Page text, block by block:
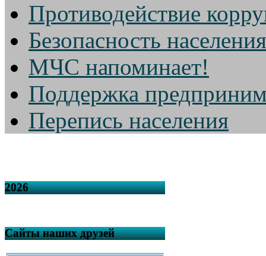
Противодействие
Безопасность населения
МЧС напоминает!
Поддержка
Перепись населения
2026
Сайты наших друзей